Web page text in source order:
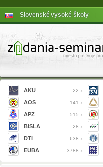
Slovenské vysoké školy |
AKU 22 x
AOS 141 x
APZ 515 x
BISLA 28 x
DTI 638 x
EUBA 3788 x